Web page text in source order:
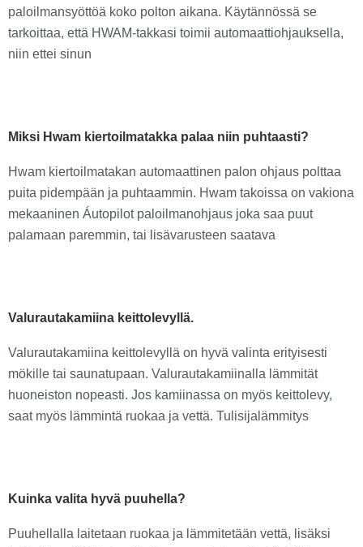
paloilmansyöttöä koko polton aikana. Käytännössä se
tarkoittaa, että HWAM-takkasi toimii automaattiohjauksella,
niin ettei sinun
Miksi Hwam kiertoilmatakka palaa niin puhtaasti?
Hwam kiertoilmatakan automaattinen palon ohjaus polttaa
puita pidempään ja puhtaammin. Hwam takoissa on vakiona
mekaaninen Áutopilot paloilmanohjaus joka saa puut
palamaan paremmin, tai lisävarusteen saatava
Valurautakamiina keittolevyllä.
Valurautakamiina keittolevyllä on hyvä valinta erityisesti
mökille tai saunatupaan. Valurautakamiinalla lämmität
huoneiston nopeasti. Jos kamiinassa on myös keittolevy,
saat myös lämmintä ruokaa ja vettä. Tulisijalämmitys
Kuinka valita hyvä puuhella?
Puuhellalla laitetaan ruokaa ja lämmitetään vettä, lisäksi